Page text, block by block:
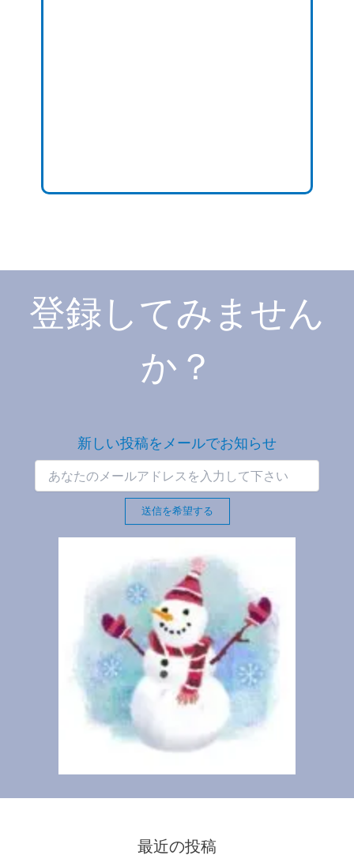
登録してみません
か？
新しい投稿をメールでお知らせ
送信を希望する
最近の投稿